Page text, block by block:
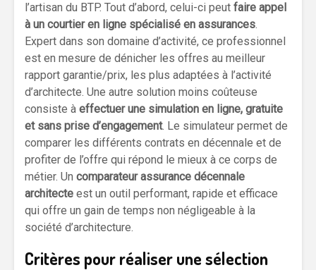
l’artisan du BTP. Tout d’abord, celui-ci peut faire appel
à un courtier en ligne spécialisé en assurances.
Expert dans son domaine d’activité, ce professionnel
est en mesure de dénicher les offres au meilleur
rapport garantie/prix, les plus adaptées à l’activité
d’architecte. Une autre solution moins coûteuse
consiste à effectuer une simulation en ligne, gratuite
et sans prise d’engagement. Le simulateur permet de
comparer les différents contrats en décennale et de
profiter de l’offre qui répond le mieux à ce corps de
métier. Un comparateur assurance décennale
architecte est un outil performant, rapide et efficace
qui offre un gain de temps non négligeable à la
société d’architecture.
Critères pour réaliser une sélection